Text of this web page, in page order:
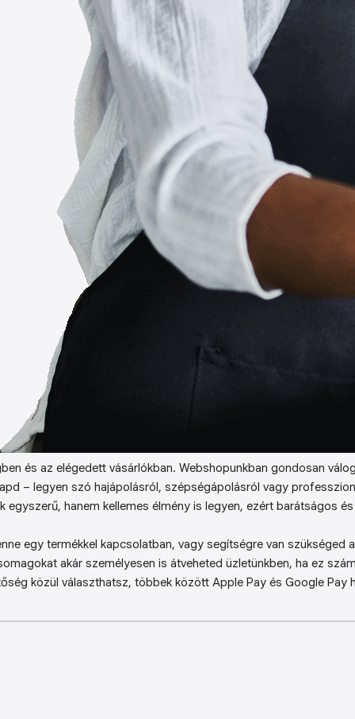
és az elégedett vásárlókban. Webshopunkban gondosan
– legyen szó hajápolásról, szépségápolásról vagy
egyszerű, hanem kellemes élmény is legyen, ezért barátságos
egy termékkel kapcsolatban, vagy segítségre van szükséged
akár személyesen is átveheted üzletünkben, ha ez
közül választhatsz, többek között Apple Pay és Google Pay